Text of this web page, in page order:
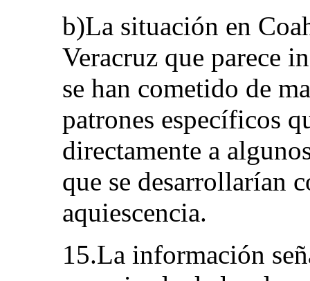
b)La situación en
Veracruz que parece
se han cometido de
patrones específicos
directamente a
que se desarrollarían
aquiescencia.
15.La información